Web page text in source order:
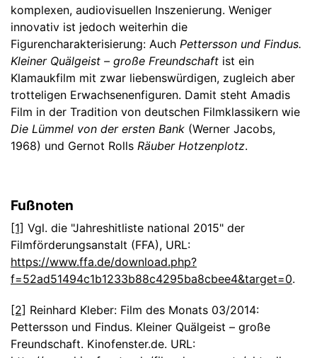
komplexen, audiovisuellen Inszenierung. Weniger
innovativ ist jedoch weiterhin die
Figurencharakterisierung: Auch Pettersson und Findus.
Kleiner Quälgeist – große Freundschaft ist ein
Klamaukfilm mit zwar liebenswürdigen, zugleich aber
trotteligen Erwachsenenfiguren. Damit steht Amadis
Film in der Tradition von deutschen Filmklassikern wie
Die Lümmel von der ersten Bank (Werner Jacobs,
1968) und Gernot Rolls Räuber Hotzenplotz.
Fußnoten
[1] Vgl. die "Jahreshitliste national 2015" der
Filmförderungsanstalt (FFA), URL:
https://www.ffa.de/download.php?
f=52ad51494c1b1233b88c4295ba8cbee4&target=0.
[2] Reinhard Kleber: Film des Monats 03/2014:
Pettersson und Findus. Kleiner Quälgeist – große
Freundschaft. Kinofenster.de. URL: